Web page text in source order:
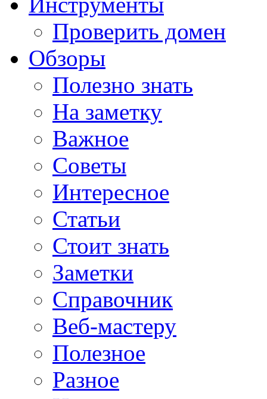
Проверить домен
Обзоры
Полезно знать
На заметку
Важное
Советы
Интересное
Статьи
Стоит знать
Заметки
Справочник
Веб-мастеру
Полезное
Разное